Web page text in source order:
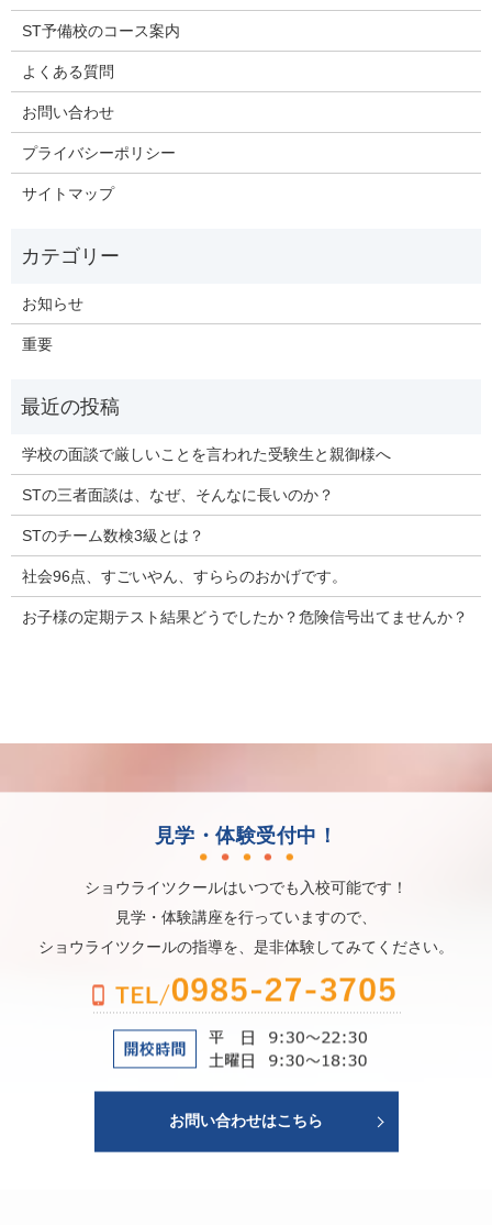
ST予備校のコース案内
よくある質問
お問い合わせ
プライバシーポリシー
サイトマップ
お知らせ
重要
学校の面談で厳しいことを言われた受験生と親御様へ
STの三者面談は、なぜ、そんなに長いのか？
STのチーム数検3級とは？
社会96点、すごいやん、すららのおかげです。
お子様の定期テスト結果どうでしたか？危険信号出てませんか？
見学・体験受付中！
ショウライツクールはいつでも入校可能です！
見学・体験講座を行っていますので、
ショウライツクールの指導を、是非体験してみてください。
お問い合わせはこちら